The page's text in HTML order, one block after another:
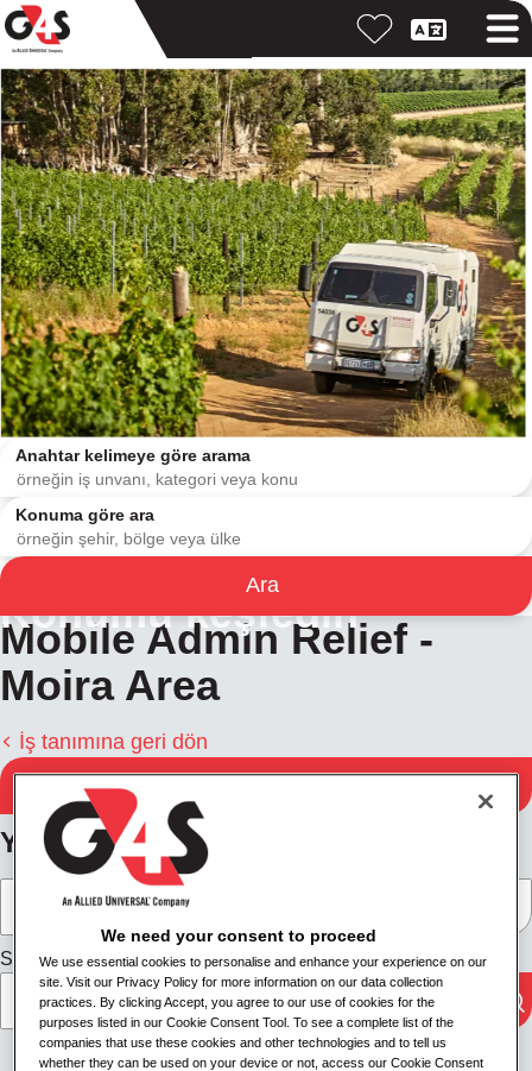
Konumu keşfedin
Anahtar kelimeye göre arama
Konuma göre ara
Ara
Mobile Admin Relief -
Moira Area
İş tanımına geri dön
Yol tarifi al
Seyahat modu
We need your consent to proceed
We use essential cookies to personalise and enhance your experience on our
site. Visit our Privacy Policy for more information on our data collection
practices. By clicking Accept, you agree to our use of cookies for the
purposes listed in our Cookie Consent Tool. To see a complete list of the
companies that use these cookies and other technologies and to tell us
whether they can be used on your device or not, access our Cookie Consent